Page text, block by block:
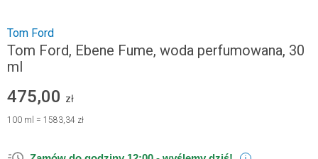
Tom Ford
Tom Ford, Ebene Fume, woda perfumowana, 30
ml
475,00 zł
100 ml = 1583,34 zł